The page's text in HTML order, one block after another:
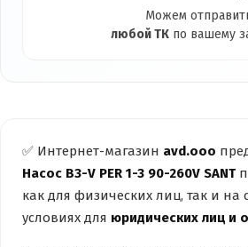
Можем
любой ТК по вашему
✅ Интернет-магазин avd.ooo
Насос B3-V PER 1-3 90-260V SANT
как для физических лиц, так и на
условиях для юридических лиц и